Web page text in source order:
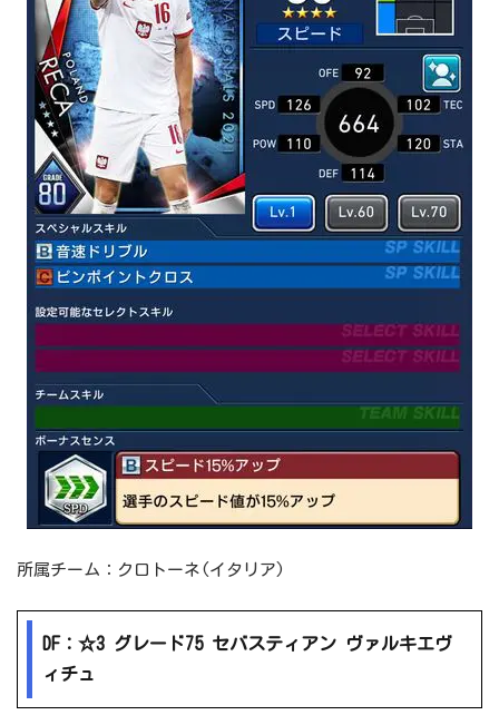
所属チーム：クロトーネ(イタリア)
DF：☆3 グレード75 セバスティアン ヴァルキエヴ
ィチュ